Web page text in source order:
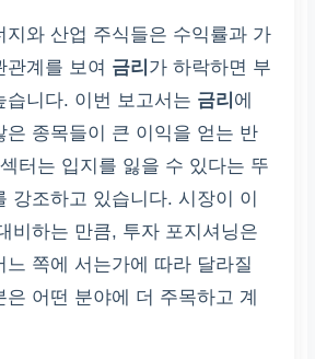
지와 산업 주식들은 수익률과 가
관계를 보여 금리 가 하락하면 부
습니다. 이번 보고서는 금리 에
은 종목들이 큰 이익을 얻는 반
터는 입지를 잃을 수 있다는 뚜
강조하고 있습니다. 시장이 이
비하는 만큼, 투자 포지셔닝은
느 쪽에 서는가에 따라 달라질
은 어떤 분야에 더 주목하고 계